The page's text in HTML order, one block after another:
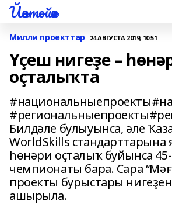
Йәнтөйәк
Милли проекттар 24 АВГУСТА 2019, 10:51
Үҫеш нигеҙе –
оҫталыҡта
Билдәле булыуынса, әле
WorldSkills
һөнәри оҫталыҡ буйынса
чемпионаты бара. Сара
проекты бурыстары
ашырыла.